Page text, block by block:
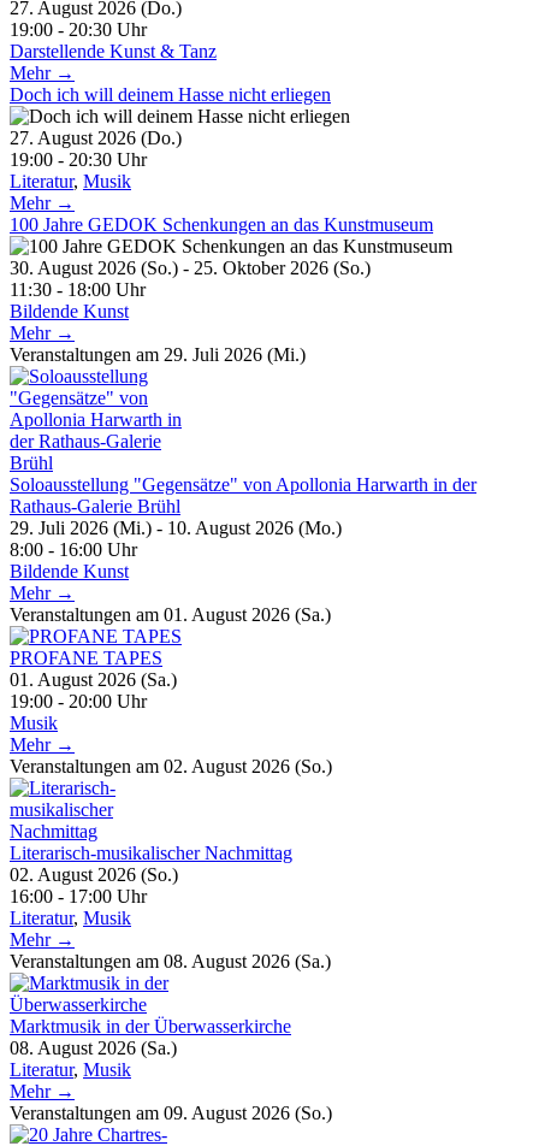
27. August 2026 (Do.)
19:00 - 20:30 Uhr
Darstellende Kunst & Tanz
Mehr →
Doch ich will deinem Hasse nicht erliegen
27. August 2026 (Do.)
19:00 - 20:30 Uhr
Literatur, Musik
Mehr →
100 Jahre GEDOK Schenkungen an das Kunstmuseum
30. August 2026 (So.) - 25. Oktober 2026 (So.)
11:30 - 18:00 Uhr
Bildende Kunst
Mehr →
Veranstaltungen am 29. Juli 2026 (Mi.)
Soloausstellung "Gegensätze" von Apollonia Harwarth in der
Rathaus-Galerie Brühl
29. Juli 2026 (Mi.) - 10. August 2026 (Mo.)
8:00 - 16:00 Uhr
Bildende Kunst
Mehr →
Veranstaltungen am 01. August 2026 (Sa.)
PROFANE TAPES
01. August 2026 (Sa.)
19:00 - 20:00 Uhr
Musik
Mehr →
Veranstaltungen am 02. August 2026 (So.)
Literarisch-musikalischer Nachmittag
02. August 2026 (So.)
16:00 - 17:00 Uhr
Literatur, Musik
Mehr →
Veranstaltungen am 08. August 2026 (Sa.)
Marktmusik in der Überwasserkirche
08. August 2026 (Sa.)
Literatur, Musik
Mehr →
Veranstaltungen am 09. August 2026 (So.)